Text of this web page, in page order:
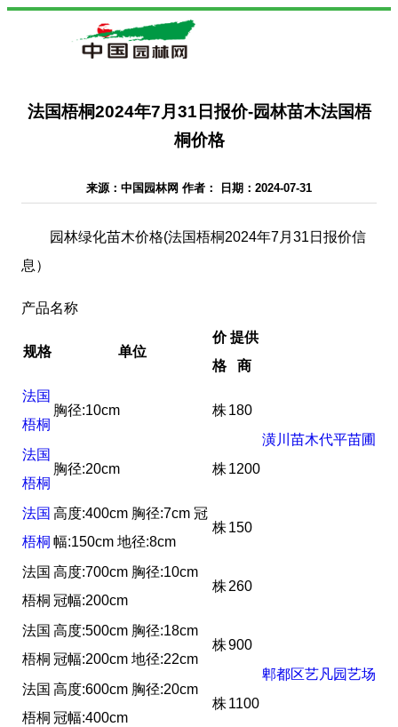
法国梧桐2024年7月31日报价-园林苗木法国梧
桐价格
来源：中国园林网 作者： 日期：2024-07-31
园林绿化苗木价格(法国梧桐2024年7月31日报价信
息）
产品名称
规格 单位
价
格
提供
商
法国
梧桐
胸径:10cm 株180
潢川苗木代平苗圃
法国
梧桐
胸径:20cm 株1200
法国
梧桐
高度:400cm 胸径:7cm 冠
幅:150cm 地径:8cm
株150
郫都区艺凡园艺场
法国
梧桐
高度:700cm 胸径:10cm
冠幅:200cm
株260
法国
梧桐
高度:500cm 胸径:18cm
冠幅:200cm 地径:22cm
株900
法国
梧桐
高度:600cm 胸径:20cm
冠幅:400cm
株1100